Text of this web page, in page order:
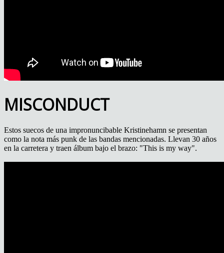
MISCONDUCT
Estos suecos de una impronuncibable Kristinehamn se presentan
como la nota más punk de las bandas mencionadas. Llevan 30 años
en la carretera y traen álbum bajo el brazo: "This is my way".